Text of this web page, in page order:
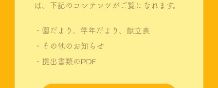
は、下記のコンテンツがご覧になれます。
・園だより、学年だより、献立表
・その他のお知らせ
・提出書類のPDF